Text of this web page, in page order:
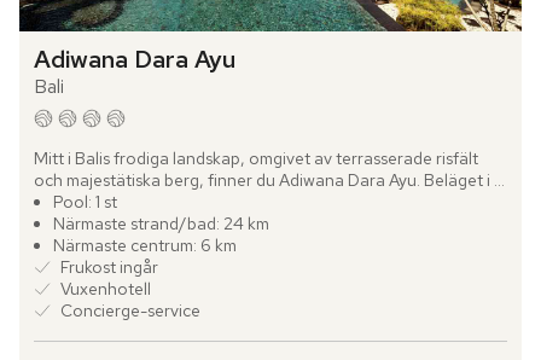
Adiwana Dara Ayu
Bali
Mitt i Balis frodiga landskap, omgivet av terrasserade risfält
och majestätiska berg, finner du Adiwana Dara Ayu. Beläget i
Payangan-Ubud, en av öns mest kulturrika regioner, är...
Pool: 1 st
Närmaste strand/bad: 24 km
Närmaste centrum: 6 km
Frukost ingår
Vuxenhotell
Concierge-service